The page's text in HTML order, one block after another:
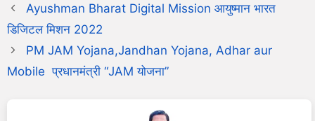
Ayushman Bharat Digital Mission आयुष्मान भारत
डिजिटल मिशन 2022
PM JAM Yojana,Jandhan Yojana, Adhar aur
Mobile प्रधानमंत्री “JAM योजना”